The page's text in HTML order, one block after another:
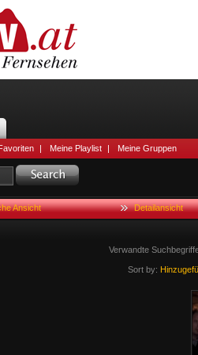
| Meine Playlist | Meine Gruppen
Ansicht Detailansicht
Verwandte
Sort by: